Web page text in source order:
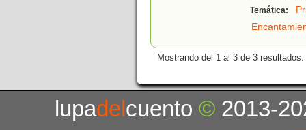
Temática:
Mostrando del 1 al 3 de 3 resultados.
lupadelcuento© 2013-